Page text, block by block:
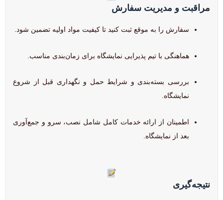
مراقبت و مدیریت سفارش
سفارش را به موقع ثبت کنید تا کیفیت مواد اولیه تضمین شود.
هماهنگی با تیم پذیرایی نمایشگاه برای زمان‌بندی مناسب.
بررسی بسته‌بندی و شرایط حمل و نگهداری قبل از شروع
نمایشگاه.
اطمینان از ارائه خدمات کامل شامل نصب، سرو و جمع‌آوری
بعد از نمایشگاه.
نتیجه‌گیری